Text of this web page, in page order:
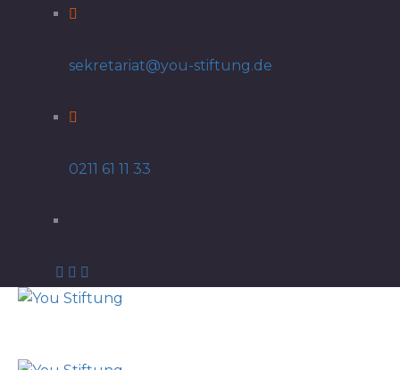
sekretariat@you-stiftung.de
0211 61 11 33